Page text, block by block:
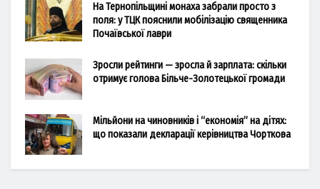
На Тернопільщині монаха забрали просто з
поля: у ТЦК пояснили мобілізацію священника
Почаївської лаври
Зросли рейтинги — зросла й зарплата: скільки
отримує голова Більче-Золотецької громади
Мільйони на чиновників і “економія” на дітях:
що показали декларації керівництва Чорткова